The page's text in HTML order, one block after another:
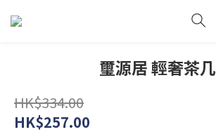
璽源居 輕奢茶几
HK$334.00
HK$257.00